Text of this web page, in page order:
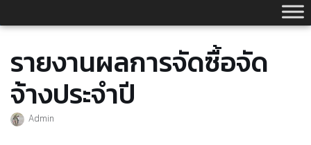
to
รายงานผลการจัดซื้อจัด
จ้างประจำปี
Admin